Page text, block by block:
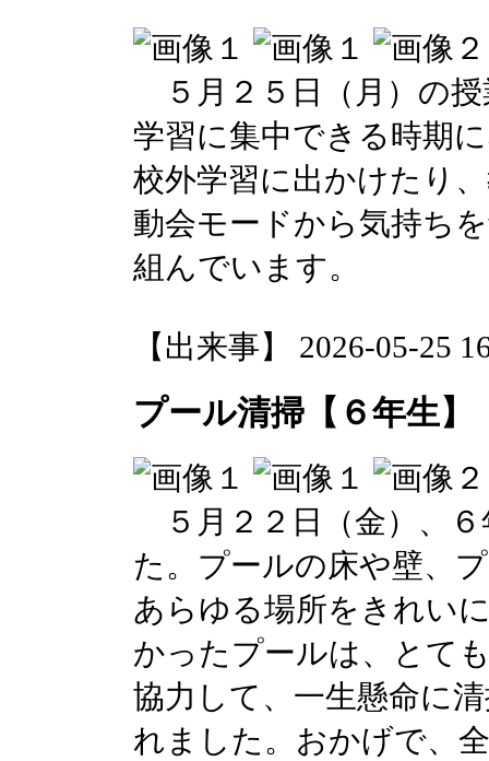
５月２５日（月）の
学習に集中できる時期
校外学習に出かけたり
動会モードから気持ち
組んでいます。
【出来事】 2026-05-25
プール清掃【６年生】
５月２２日（金）、
た。プールの床や壁、
あらゆる場所をきれい
かったプールは、とて
協力して、一生懸命に
れました。おかげで、